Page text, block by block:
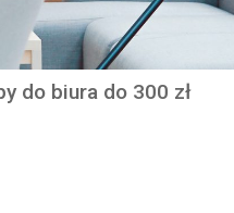
do biura do 300 zł